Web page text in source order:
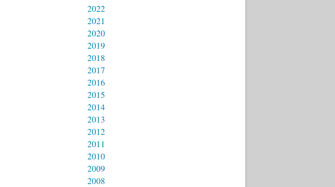
2022
2021
2020
2019
2018
2017
2016
2015
2014
2013
2012
2011
2010
2009
2008